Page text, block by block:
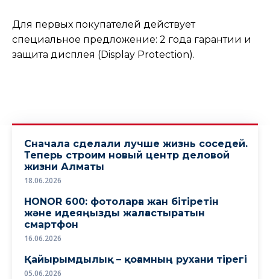
Для первых покупателей действует
специальное предложение: 2 года гарантии и
защита дисплея (Display Protection).
Сначала сделали лучше жизнь соседей.
Теперь строим новый центр деловой
жизни Алматы
18.06.2026
HONOR 600: фотоларға жан бітіретін
және идеяңызды жалғастыратын
смартфон
16.06.2026
Қайырымдылық – қоғамның рухани тірегі
05.06.2026